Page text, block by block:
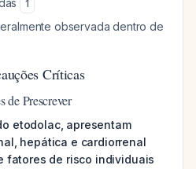
1
observada dentro de
Críticas
de Prescrever
etodolac, apresentam
hepática e cardiorrenal
fatores de risco individuais